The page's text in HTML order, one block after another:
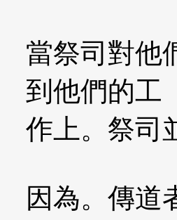
當祭司對他
到他們的工
作上。祭司
因為。傳道